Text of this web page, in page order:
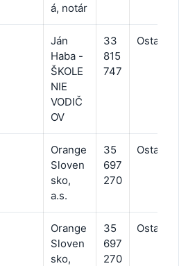
á, notár
Ján
Haba -
ŠKOLE
NIE
VODIČ
OV
33
815
747
Ostatné
Orange
Sloven
sko,
a.s.
35
697
270
Ostatné
Orange
Sloven
sko,
35
697
270
Ostatné